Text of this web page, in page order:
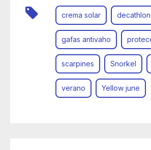
crema solar decathlon
gafas antivaho
scarpines Snorkel
verano Yellow june